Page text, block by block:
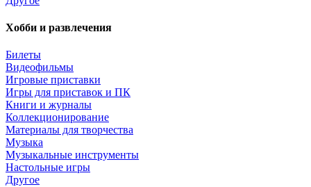
Хобби и развлечения
Билеты
Видеофильмы
Игровые приставки
Игры для приставок и ПК
Книги и журналы
Коллекционирование
Материалы для творчества
Музыка
Музыкальные инструменты
Настольные игры
Другое